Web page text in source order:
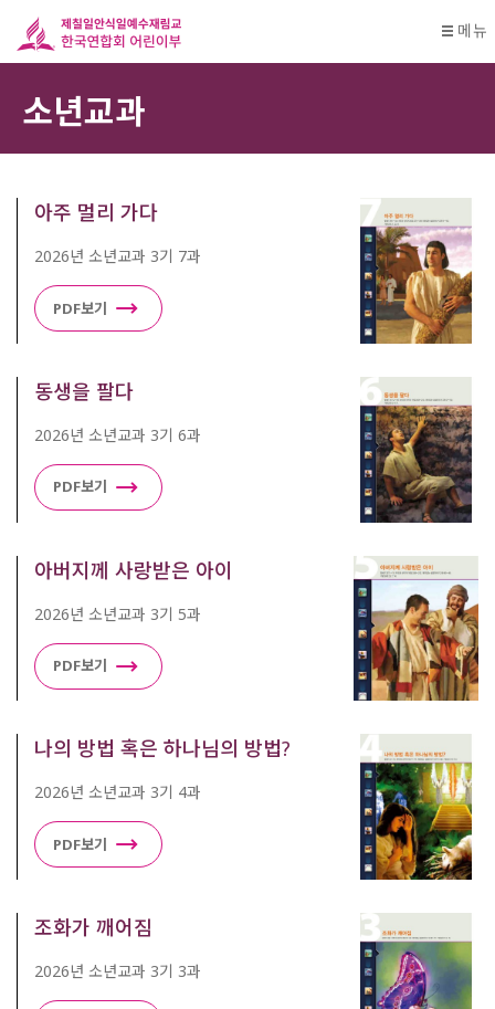
메뉴
소년교과
아주 멀리 가다
2026년 소년교과 3기 7과
PDF보기
동생을 팔다
2026년 소년교과 3기 6과
PDF보기
아버지께 사랑받은 아이
2026년 소년교과 3기 5과
PDF보기
나의 방법 혹은 하나님의 방법?
2026년 소년교과 3기 4과
PDF보기
조화가 깨어짐
2026년 소년교과 3기 3과